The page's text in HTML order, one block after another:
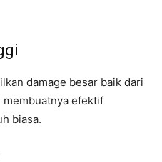
damage besar baik dari
efektif
biasa.